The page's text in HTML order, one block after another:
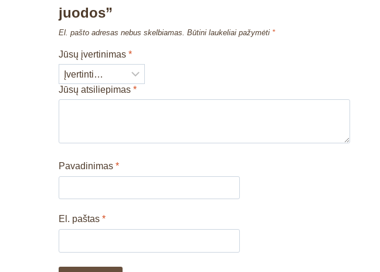
juodos”
El. pašto adresas nebus skelbiamas. Būtini laukeliai pažymėti *
Jūsų įvertinimas*
Jūsų atsiliepimas*
Pavadinimas*
El. paštas*